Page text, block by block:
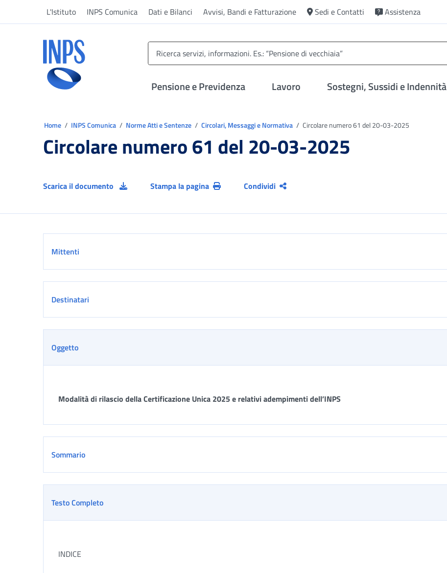
L'Istituto INPS Comunica Dati e Bilanci Avvisi, Bandi e Fatturazione Sedi e Contatti Assistenza
Pensione e Previdenza Lavoro Sostegni, Sussidi e Indennità
Home INPS Comunica Norme Atti e Sentenze Circolari, Messaggi e Normativa Circolare numero 61 del 20-03-2025
Circolare numero 61 del 20-03-2025
Scarica il documento Stampa la pagina Condividi
Mittenti
Destinatari
Oggetto
Modalità di rilascio della Certificazione Unica 2025 e relativi adempimenti dell’INPS
Sommario
Testo Completo
INDICE